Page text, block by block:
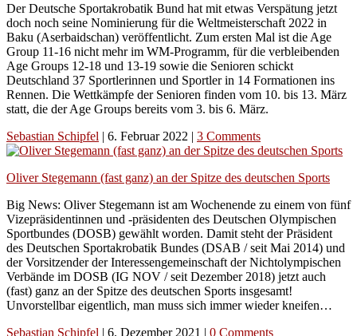
Der Deutsche Sportakrobatik Bund hat mit etwas Verspätung jetzt
doch noch seine Nominierung für die Weltmeisterschaft 2022 in
Baku (Aserbaidschan) veröffentlicht. Zum ersten Mal ist die Age
Group 11-16 nicht mehr im WM-Programm, für die verbleibenden
Age Groups 12-18 und 13-19 sowie die Senioren schickt
Deutschland 37 Sportlerinnen und Sportler in 14 Formationen ins
Rennen. Die Wettkämpfe der Senioren finden vom 10. bis 13. März
statt, die der Age Groups bereits vom 3. bis 6. März.
Sebastian Schipfel | 6. Februar 2022 | 3 Comments
Oliver Stegemann (fast ganz) an der Spitze des deutschen Sports
Big News: Oliver Stegemann ist am Wochenende zu einem von fünf
Vizepräsidentinnen und -präsidenten des Deutschen Olympischen
Sportbundes (DOSB) gewählt worden. Damit steht der Präsident
des Deutschen Sportakrobatik Bundes (DSAB / seit Mai 2014) und
der Vorsitzender der Interessengemeinschaft der Nichtolympischen
Verbände im DOSB (IG NOV / seit Dezember 2018) jetzt auch
(fast) ganz an der Spitze des deutschen Sports insgesamt!
Unvorstellbar eigentlich, man muss sich immer wieder kneifen…
Sebastian Schipfel | 6. Dezember 2021 | 0 Comments